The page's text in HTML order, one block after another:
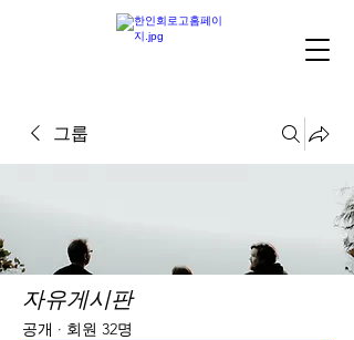
그룹
자유게시판
공개 · 회원 32명